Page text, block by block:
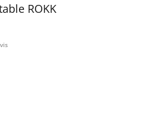
ROKK